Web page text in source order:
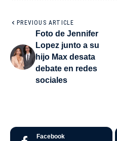
PREVIOUS ARTICLE
Foto de Jennifer
Lopez junto a su
hijo Max desata
debate en redes
sociales
Facebook